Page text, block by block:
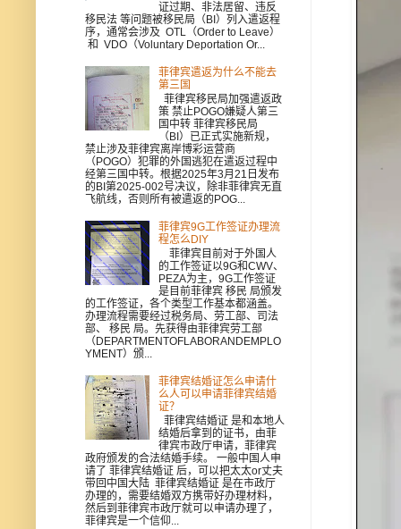
证过期、非法居留、违反
移民法 等问题被移民局（BI）列入遣返程
序，通常会涉及 OTL（Order to Leave）
和 VDO（Voluntary Deportation Or...
菲律宾遣返为什么不能去
第三国
菲律宾移民局加强遣返政
策 禁止POGO嫌疑人第三
国中转 菲律宾移民局
（BI）已正式实施新规，
禁止涉及菲律宾离岸博彩运营商
（POGO）犯罪的外国逃犯在遣返过程中
经第三国中转。根据2025年3月21日发布
的BI第2025-002号决议，除非菲律宾无直
飞航线，否则所有被遣返的POG...
菲律宾9G工作签证办理流
程怎么DIY
菲律宾目前对于外国人
的工作签证以9G和CWV、
PEZA为主，9G工作签证
是目前菲律宾 移民 局颁发
的工作签证，各个类型工作基本都涵盖。
办理流程需要经过税务局、劳工部、司法
部、 移民 局。先获得由菲律宾劳工部
（DEPARTMENTOFLABORANDEMPLO
YMENT）颁...
菲律宾结婚证怎么申请什
么人可以申请菲律宾结婚
证？
菲律宾结婚证 是和本地人
结婚后拿到的证书，由菲
律宾市政厅申请，菲律宾
政府颁发的合法结婚手续。 一般中国人申
请了 菲律宾结婚证 后，可以把太太or丈夫
带回中国大陆 菲律宾结婚证 是在市政厅
办理的，需要结婚双方携带好办理材料，
然后到菲律宾市政厅就可以申请办理了，
菲律宾是一个信仰...